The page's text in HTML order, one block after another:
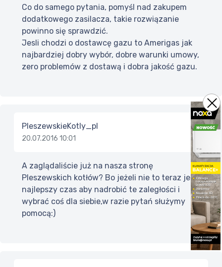
Co do samego pytania, pomyśl nad zakupem
dodatkowego zasilacza, takie rozwiązanie
powinno się sprawdzić.
Jesli chodzi o dostawcę gazu to Amerigas jak
najbardziej dobry wybór, dobre warunki umowy,
zero problemów z dostawą i dobra jakość gazu.
PleszewskieKotly_pl
20.07.2016 10:01
A zaglądaliście już na nasza stronę
Pleszewskich kotłów? Bo jeżeli nie to teraz jest
najlepszy czas aby nadrobić te zaległości i
wybrać coś dla siebie,w razie pytań służymy
pomocą:)